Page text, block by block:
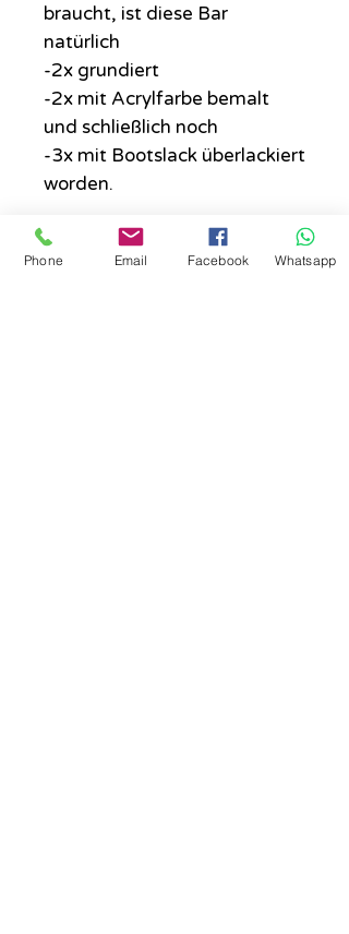
braucht, ist diese Bar
natürlich
-2x grundiert
-2x mit Acrylfarbe bemalt
und schließlich noch
-3x mit Bootslack überlackiert
worden.
Dieser ist, nach völligem
Durchtrocknen, vollkommen
Phone Email Facebook Whatsapp